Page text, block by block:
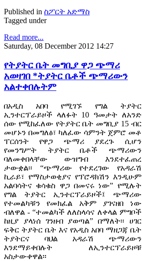
Published in ስፖርት አድማስ
Tagged under
Read more...
Saturday, 08 December 2012 14:27
የትያትር ቤት መግቢያ ዋጋ ጭማሪ
አወዛገበ *ትያትር ቤቶች ጭማሪውን
አልተቀበሉትም
በአዲስ አበባ የሚገኙ የግል ትያትር
ኢንተርፕራይዞች ላለፉት 10 ዓመታት ለአንድ
ሰው የሚከፈለው የትያትር ቤት መግቢያ 15 ብር
መሆኑን በመግለፅ፣ ካለፈው ሳምንት ጀምሮ መቶ
ፐርሰንት የዋጋ ጭማሪ ያደረጉ ሲሆን
የመንግሥት ትያትር ቤቶች ጭማሪውን
ባለመቀበላቸው ውዝግብ እንደተፈጠረ
ታውቋል፡፡ “ጭማሪው የተደረገው የአዳራሽ
ኪራይ፣ የማስታወቂያና የፕሮዳክሽን እንዲሁም
አልባሳትና ቁሳቁስ ዋጋ በመናሩ ነው” የሚሉት
የግል ትያትር ኢንተርፕራይዞች፤ ጭማሪው
የተመልካቹን የመክፈል አቅም ያገናዘበ ነው
ብለዋል - “ተመልካች ለለስላሳና ለቀላል ምግቦች
ከዚያ ያላነሰ ገንዘብ ያወጣል” በማለት፡፡ ሀገር
ፍቅር ትያትር ቤት እና የአዲስ አበባ ማዘጋጃ ቤት
ትያትርና ባህል አዳራሽ ጭማሪውን
እንደማይቀበሉት ለኢንተርፕራይዞቹ
አስታውቀዋል፡፡